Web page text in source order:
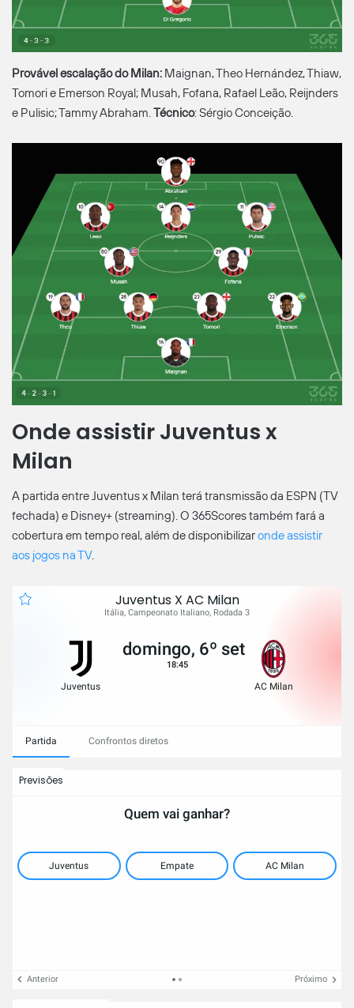
Provável escalação do Milan: Maignan, Theo Hernández, Thiaw,
Tomori e Emerson Royal; Musah, Fofana, Rafael Leão, Reijnders
e Pulisic; Tammy Abraham.Técnico: Sérgio Conceição.
Onde assistir Juventus x
Milan
A partida entre Juventus x Milan terá transmissão da ESPN (TV
fechada) e Disney+ (streaming). O 365Scores também fará a
cobertura em tempo real, além de disponibilizaronde assistir
aos jogos na TV.
Juventus X AC Milan
Itália, Campeonato Italiano, Rodada 3
Juventus
domingo, 6º set
18:45
AC Milan
Partida Confrontos diretos
Previsões
Quem vai ganhar?
Juventus Empate AC Milan
Anterior Próximo